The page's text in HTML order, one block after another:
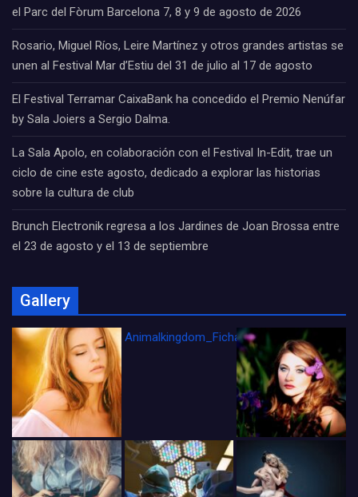
el Parc del Fòrum Barcelona 7, 8 y 9 de agosto de 2026
Rosario, Miguel Ríos, Leire Martínez y otros grandes artistas se
unen al Festival Mar d’Estiu del 31 de julio al 17 de agosto
El Festival Terramar CaixaBank ha concedido el Premio Nenúfar
by Sala Joiers a Sergio Dalma.
La Sala Apolo, en colaboración con el Festival In-Edit, trae un
ciclo de cine este agosto, dedicado a explorar las historias
sobre la cultura de club
Brunch Electronik regresa a los Jardines de Joan Brossa entre
el 23 de agosto y el 13 de septiembre
Gallery
Animalkingdom_FichaCine